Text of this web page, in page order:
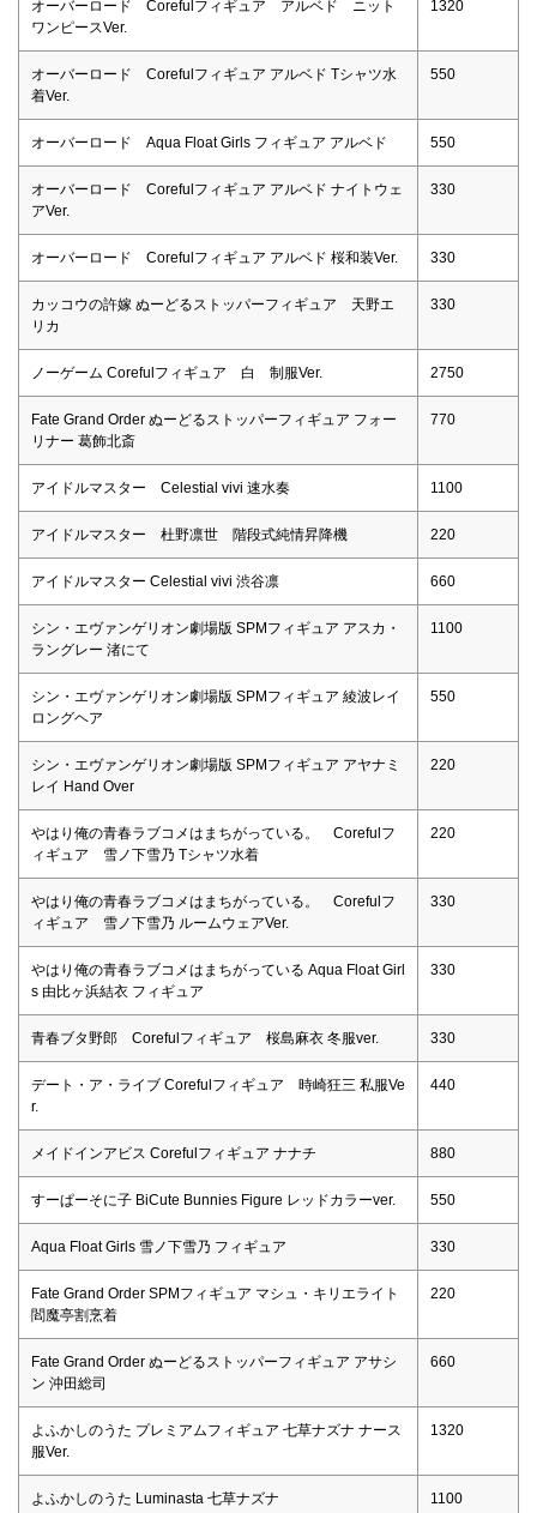
オーバーロード Corefulフィギュア アルベド ニット
ワンピースVer.
1320
オーバーロード Corefulフィギュア アルベド Tシャツ水
着Ver.
550
オーバーロード Aqua Float Girls フィギュア アルベド 550
オーバーロード Corefulフィギュア アルベド ナイトウェ
アVer.
330
オーバーロード Corefulフィギュア アルベド 桜和装Ver. 330
カッコウの許嫁 ぬーどるストッパーフィギュア 天野エ
リカ
330
ノーゲーム Corefulフィギュア 白 制服Ver. 2750
Fate Grand Order ぬーどるストッパーフィギュア フォー
リナー 葛飾北斎
770
アイドルマスター Celestial vivi 速水奏 1100
アイドルマスター 杜野凛世 階段式純情昇降機 220
アイドルマスター Celestial vivi 渋谷凛 660
シン・エヴァンゲリオン劇場版 SPMフィギュア アスカ・
ラングレー 渚にて
1100
シン・エヴァンゲリオン劇場版 SPMフィギュア 綾波レイ
ロングヘア
550
シン・エヴァンゲリオン劇場版 SPMフィギュア アヤナミ
レイ Hand Over
220
やはり俺の青春ラブコメはまちがっている。 Corefulフ
ィギュア 雪ノ下雪乃 Tシャツ水着
220
やはり俺の青春ラブコメはまちがっている。 Corefulフ
ィギュア 雪ノ下雪乃 ルームウェアVer.
330
やはり俺の青春ラブコメはまちがっている Aqua Float Girl
s 由比ヶ浜結衣 フィギュア
330
青春ブタ野郎 Corefulフィギュア 桜島麻衣 冬服ver. 330
デート・ア・ライブ Corefulフィギュア 時崎狂三 私服Ve
r.
440
メイドインアビス Corefulフィギュア ナナチ 880
すーぱーそに子 BiCute Bunnies Figure レッドカラーver. 550
Aqua Float Girls 雪ノ下雪乃 フィギュア 330
Fate Grand Order SPMフィギュア マシュ・キリエライト
閻魔亭割烹着
220
Fate Grand Order ぬーどるストッパーフィギュア アサシ
ン 沖田総司
660
よふかしのうた プレミアムフィギュア 七草ナズナ ナース
服Ver.
1320
よふかしのうた Luminasta 七草ナズナ 1100